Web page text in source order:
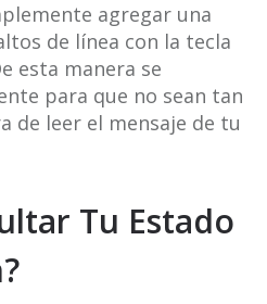
agregar una
de línea con la tecla
esta manera se
para que no sean tan
de leer el mensaje de tu
Tu Estado